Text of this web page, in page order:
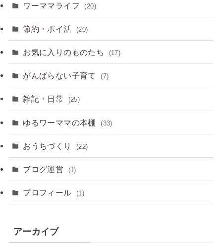
ワーママライフ (20)
節約・ポイ活 (20)
お気に入りのものたち (17)
がんばらない子育て (7)
雑記・日常 (25)
ゆるワーママの本棚 (33)
おうちづくり (22)
ブログ運営 (1)
プロフィール (1)
アーカイブ